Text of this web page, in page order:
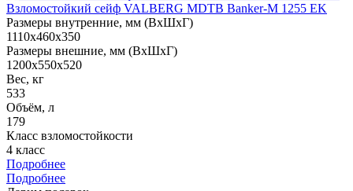
Взломостойкий сейф VALBERG MDTB Banker-M 1255 EK
Размеры внутренние, мм (ВхШхГ)
1110x460x350
Размеры внешние, мм (ВхШхГ)
1200x550x520
Вес, кг
533
Объём, л
179
Класс взломостойкости
4 класс
Подробнее
Подробнее